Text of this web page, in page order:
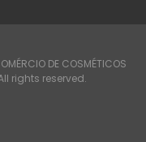
DE COSMÉTICOS
rights reserved.